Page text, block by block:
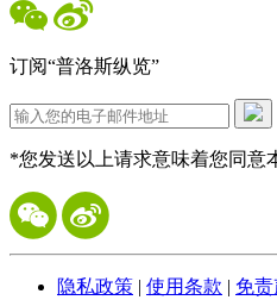
订阅“普洛斯纵览”
*您发送以上请求意味着您同意
隐私政策 | 使用条款 | 免责